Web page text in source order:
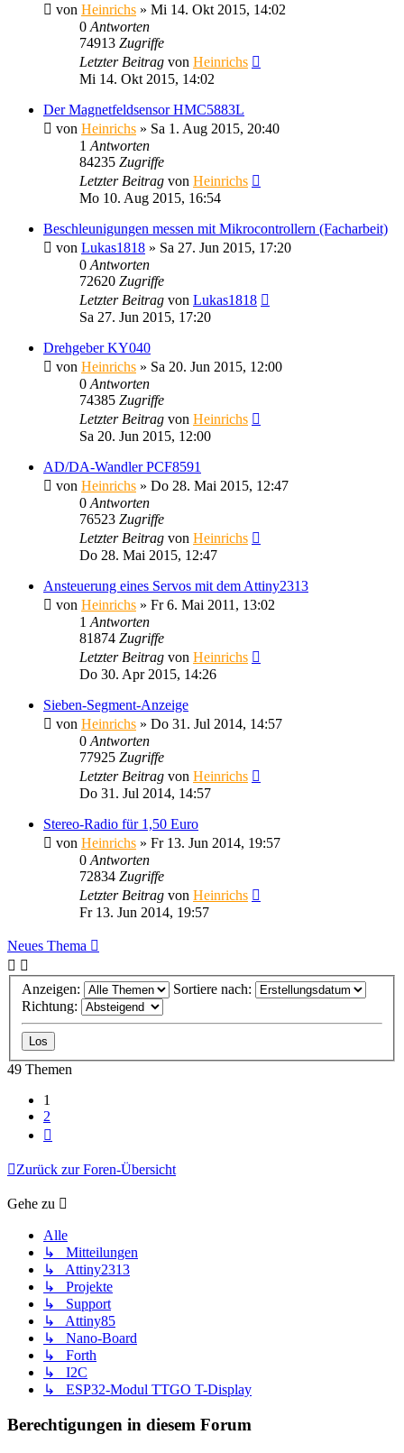
von Heinrichs » Mi 14. Okt 2015, 14:02
0 Antworten
74913 Zugriffe
Letzter Beitrag von Heinrichs
Mi 14. Okt 2015, 14:02
Der Magnetfeldsensor HMC5883L
von Heinrichs » Sa 1. Aug 2015, 20:40
1 Antworten
84235 Zugriffe
Letzter Beitrag von Heinrichs
Mo 10. Aug 2015, 16:54
Beschleunigungen messen mit Mikrocontrollern (Facharbeit)
von Lukas1818 » Sa 27. Jun 2015, 17:20
0 Antworten
72620 Zugriffe
Letzter Beitrag von Lukas1818
Sa 27. Jun 2015, 17:20
Drehgeber KY040
von Heinrichs » Sa 20. Jun 2015, 12:00
0 Antworten
74385 Zugriffe
Letzter Beitrag von Heinrichs
Sa 20. Jun 2015, 12:00
AD/DA-Wandler PCF8591
von Heinrichs » Do 28. Mai 2015, 12:47
0 Antworten
76523 Zugriffe
Letzter Beitrag von Heinrichs
Do 28. Mai 2015, 12:47
Ansteuerung eines Servos mit dem Attiny2313
von Heinrichs » Fr 6. Mai 2011, 13:02
1 Antworten
81874 Zugriffe
Letzter Beitrag von Heinrichs
Do 30. Apr 2015, 14:26
Sieben-Segment-Anzeige
von Heinrichs » Do 31. Jul 2014, 14:57
0 Antworten
77925 Zugriffe
Letzter Beitrag von Heinrichs
Do 31. Jul 2014, 14:57
Stereo-Radio für 1,50 Euro
von Heinrichs » Fr 13. Jun 2014, 19:57
0 Antworten
72834 Zugriffe
Letzter Beitrag von Heinrichs
Fr 13. Jun 2014, 19:57
Neues Thema
Anzeigen:
Sortiere nach:
Richtung:
49 Themen
1
2
Zurück zur Foren-Übersicht
Gehe zu
Alle
↳ Mitteilungen
↳ Attiny2313
↳ Projekte
↳ Support
↳ Attiny85
↳ Nano-Board
↳ Forth
↳ I2C
↳ ESP32-Modul TTGO T-Display
Berechtigungen in diesem Forum